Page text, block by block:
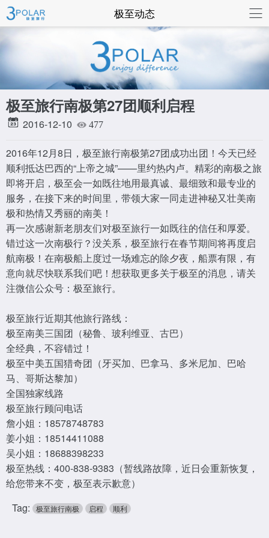
极至动态
极至旅行南极第27团顺利启程
2016-12-10 477
2016年12月8日，极至旅行南极第27团成功出团！今天已经
顺利抵达巴西的“上帝之城”——里约热内卢。精彩的南极之旅
即将开启，极至会一如既往地用最真诚、最细致和最专业的
服务，在接下来的时间里，带领大家一同走进神秘又壮美南
极和热情又秀丽的南美！
再一次感谢新老朋友们对极至旅行一如既往的信任和厚爱。
错过这一次南极行？没关系，极至旅行在春节期间将再度启
航南极！在南极船上度过一场难忘的除夕夜，船票有限，有
意向就尽快联系我们吧！想获取更多关于极至的消息，请关
注微信公众号：极至旅行。
极至旅行近期其他旅行路线：
极至南美三国团（秘鲁、玻利维亚、古巴）
全经典，不容错过！
极至中美五国猎奇团（牙买加、巴拿马、多米尼加、巴哈
马、哥斯达黎加）
全国独家线路
极至旅行顾问电话
詹小姐：18578748783
姜小姐：18514411088
吴小姐：18688398233
极至热线：400-838-9383（暂线路故障，近日会重新恢复，
给您带来不变，极至表示歉意）
Tag:
极至旅行南极 启程 顺利
联系我们